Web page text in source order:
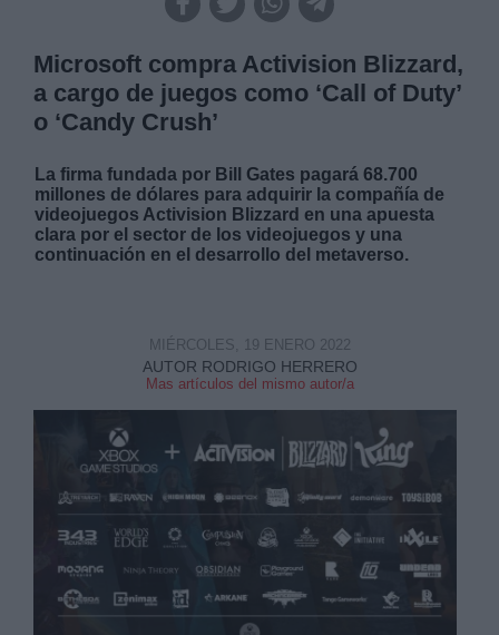
Microsoft compra Activision Blizzard,
a cargo de juegos como ‘Call of Duty’
o ‘Candy Crush’
La firma fundada por Bill Gates pagará 68.700
millones de dólares para adquirir la compañía de
videojuegos Activision Blizzard en una apuesta
clara por el sector de los videojuegos y una
continuación en el desarrollo del metaverso.
AUTOR RODRIGO HERRERO
Mas artículos del mismo autor/a
MIÉRCOLES, 19 ENERO 2022